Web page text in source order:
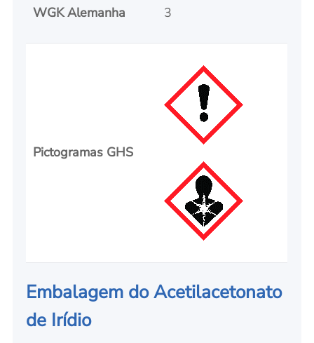
WGK Alemanha 3
Pictogramas GHS
Embalagem do Acetilacetonato
de Irídio